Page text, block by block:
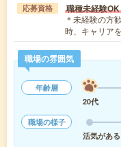
応募資格 職種未経験OK
＊未経験の方
時、キャリア
職場の雰囲気
年齢層
20代
職場の様子
活気がある